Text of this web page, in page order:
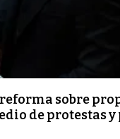
sobre
de protestas